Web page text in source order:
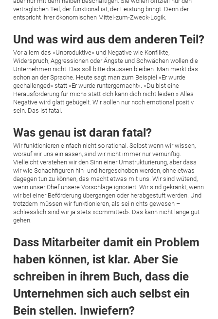
vertraglichen Teil, der funktional ist, der Leistung bringt. Denn der
entspricht ihrer ökonomischen Mittel-zum-Zweck-Logik.
Und was wird aus dem anderen Teil?
Vor allem das «Unproduktive» und Negative wie Konflikte,
Widerspruch, Aggressionen oder Ängste und Schwächen wollen die
Unternehmen nicht. Das soll bitte draussen bleiben. Man merkt das
schon an der Sprache. Heute sagt man zum Beispiel «Er wurde
gechallenged» statt «Er wurde runtergemacht». «Du bist eine
Herausforderung für mich» statt «Ich kann dich nicht leiden.» Alles
Negative wird glatt gebügelt. Wir sollen nur noch emotional positiv
sein. Das ist fatal.
Was genau ist daran fatal?
Wir funktionieren einfach nicht so rational. Selbst wenn wir wissen,
worauf wir uns einlassen, sind wir nicht immer nur vernünftig.
Vielleicht verstehen wir den Sinn einer Umstrukturierung, aber dass
wir wie Schachfiguren hin- und hergeschoben werden, ohne etwas
dagegen tun zu können, das macht etwas mit uns. Wir sind wütend,
wenn unser Chef unsere Vorschläge ignoriert. Wir sind gekränkt, wenn
wir bei einer Beförderung übergangen oder herabgestuft werden. Und
trotzdem müssen wir funktionieren, als sei nichts gewesen –
schliesslich sind wir ja stets «committed». Das kann nicht lange gut
gehen.
Dass Mitarbeiter damit ein Problem
haben können, ist klar. Aber Sie
schreiben in ihrem Buch, dass die
Unternehmen sich auch selbst ein
Bein stellen. Inwiefern?